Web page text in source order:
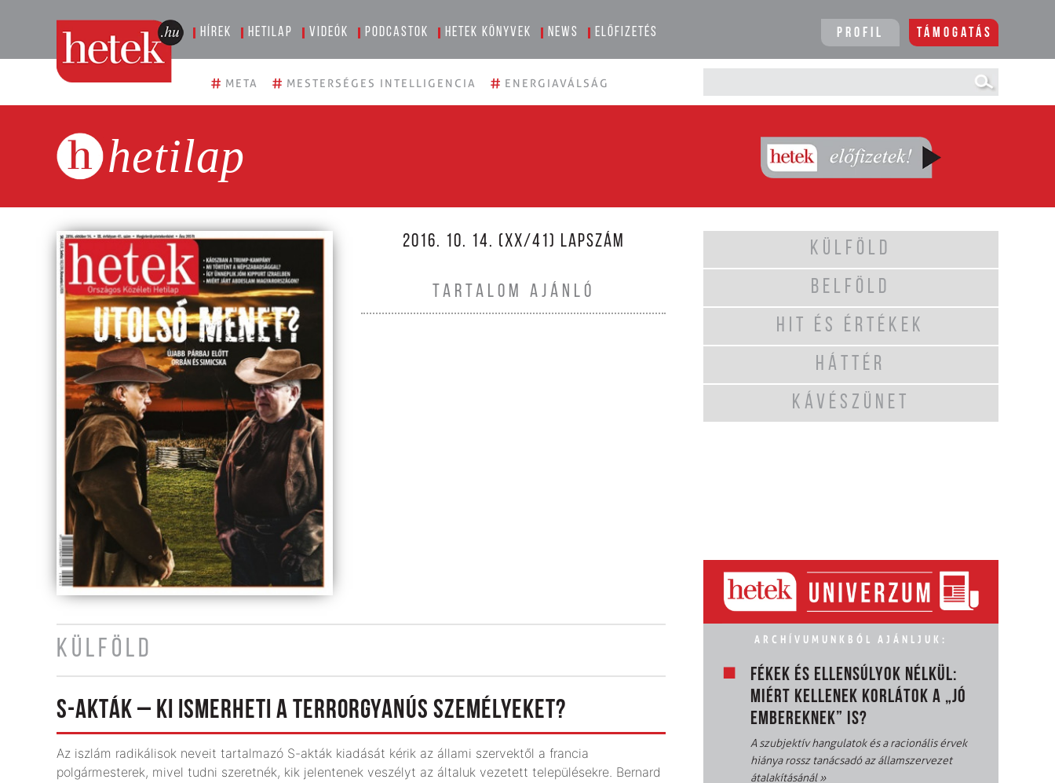
Hírek Hetilap Videók Podcastok Hetek könyvek News Előfizetés Profil Támogatás
# META # MESTERSÉGES INTELLIGENCIA # ENERGIAVÁLSÁG
hetilap
2016. 10. 14. (XX/41) LAPSZÁM
TARTALOM AJÁNLÓ
KÜLFÖLD
S-AKTÁK – KI ISMERHETI A TERRORGYANÚS SZEMÉLYEKET?
Az iszlám radikálisok neveit tartalmazó S-akták kiadását kérik az állami szervektől a francia
polgármesterek, mivel tudni szeretnék, kik jelentenek veszélyt az általuk vezetett településekre. Bernard
KÜLFÖLD
BELFÖLD
HIT ÉS ÉRTÉKEK
HÁTTÉR
KÁVÉSZÜNET
ARCHÍVUMUNKBÓL AJÁNLJUK:
FÉKEK ÉS ELLENSÚLYOK NÉLKÜL:
MIÉRT KELLENEK KORLÁTOK A „JÓ
EMBEREKNEK” IS?
A szubjektív hangulatok és a racionális érvek
hiánya rossz tanácsadó az államszervezet
átalakításánál»